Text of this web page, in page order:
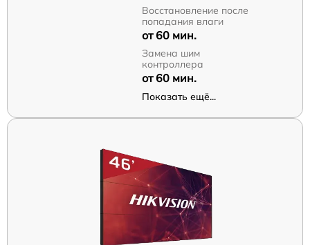
Восстановление после
попадания влаги
от 60 мин.
Замена шим
контроллера
от 60 мин.
Показать ещё...